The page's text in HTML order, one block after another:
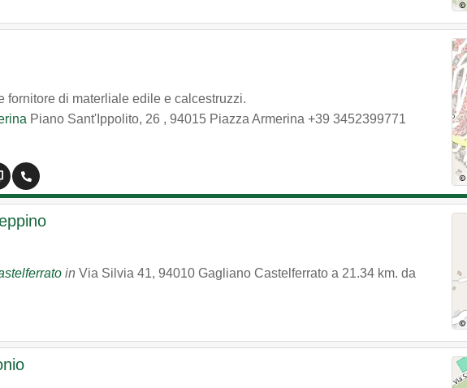
fornitore di materliale edile e calcestruzzi.
Piano Sant'Ippolito, 26 , 94015 Piazza Armerina +39 3452399771
in Via Silvia 41, 94010 Gagliano Castelferrato a 21.34 km. da